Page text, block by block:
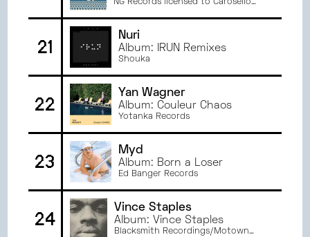
NG Records licensed to Carosello
21
Nuri
Album: IRUN Remixes
Shouka
22
Yan Wagner
Album: Couleur Chaos
Yotanka Records
23
Myd
Album: Born a Loser
Ed Banger Records
24
Vince Staples
Album: Vince Staples
Blacksmith Recordings/Motown